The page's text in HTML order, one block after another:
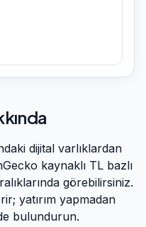
dijital varlıklardan
kaynaklı TL bazlı
görebilirsiniz.
yatırım yapmadan
bulundurun.